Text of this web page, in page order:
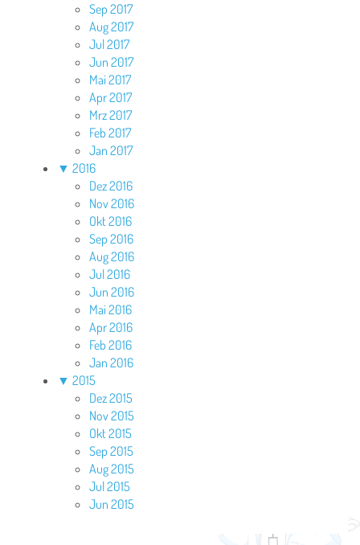
Sep 2017
Aug 2017
Jul 2017
Jun 2017
Mai 2017
Apr 2017
Mrz 2017
Feb 2017
Jan 2017
▼ 2016
Dez 2016
Nov 2016
Okt 2016
Sep 2016
Aug 2016
Jul 2016
Jun 2016
Mai 2016
Apr 2016
Feb 2016
Jan 2016
▼ 2015
Dez 2015
Nov 2015
Okt 2015
Sep 2015
Aug 2015
Jul 2015
Jun 2015